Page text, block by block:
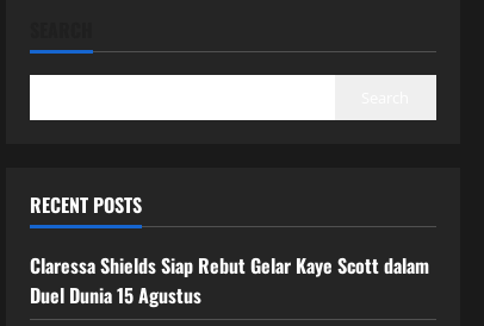
RECENT POSTS
Claressa Shields Siap Rebut Gelar Kaye Scott dalam
Duel Dunia 15 Agustus